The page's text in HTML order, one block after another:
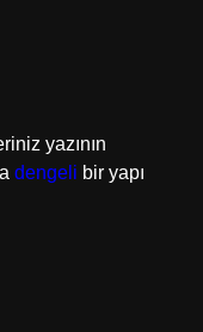
yazının
dengeli bir yapı